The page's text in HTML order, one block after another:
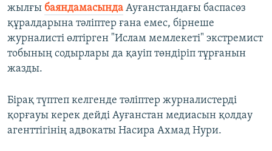
жылғы баяндамасында Ауғанстандағы баспасөз
құралдарына тәліптер ғана емес, бірнеше
журналисті өлтірген "Ислам мемлекеті" экстремист
тобының содырлары да қауіп төндіріп тұрғанын
жазды.
Бірақ түптеп келгенде тәліптер журналистерді
қорғауы керек дейді Ауғанстан медиасын қолдау
агенттігінің адвокаты Насира Ахмад Нури.